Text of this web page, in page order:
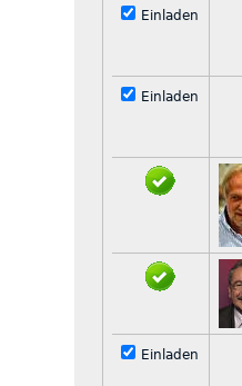
Einladen
Einladen
Einladen